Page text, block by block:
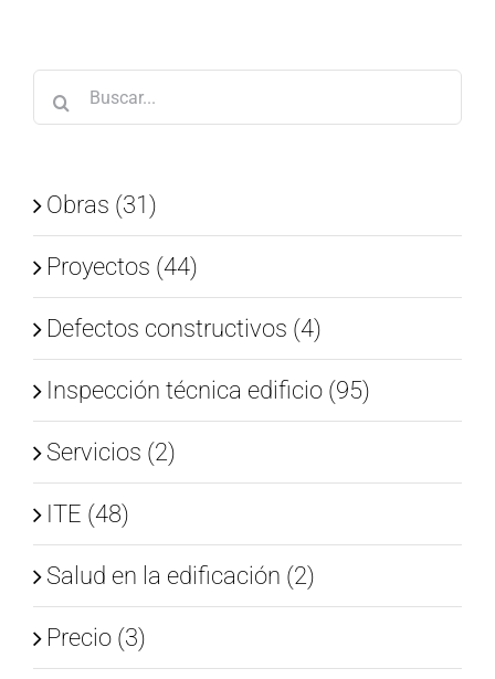
Buscar:
Obras (31)
Proyectos (44)
Defectos constructivos (4)
Inspección técnica edificio (95)
Servicios (2)
ITE (48)
Salud en la edificación (2)
Precio (3)